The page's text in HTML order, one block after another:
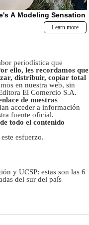
periodística que
ello, les recordamos que
distribuir, copiar total
en nuestra web, sin
El Comercio S.A.
de nuestras
acceder a información
fuente oficial.
todo el contenido
esfuerzo.
y UCSP: estas son las 6
del sur del país